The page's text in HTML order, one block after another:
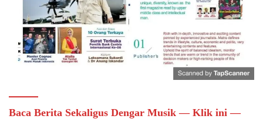
Baca Berita Sekaligus Dengar Musik — Klik ini —